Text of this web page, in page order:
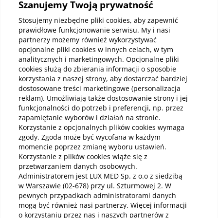
Kup abonamenty online
Kup online
Pobierz aplikację mobilną
Szanujemy Twoją prywatność
Stosujemy niezbędne pliki cookies, aby zapewnić
prawidłowe funkcjonowanie serwisu. My i nasi
partnerzy możemy również wykorzystywać
opcjonalne pliki cookies w innych celach, w tym
analitycznych i marketingowych. Opcjonalne pliki
cookies służą do zbierania informacji o sposobie
korzystania z naszej strony, aby dostarczać bardziej
dostosowane treści marketingowe (personalizacja
reklam). Umożliwiają także dostosowanie strony i jej
funkcjonalności do potrzeb i preferencji, np. przez
zapamiętanie wyborów i działań na stronie.
Korzystanie z opcjonalnych plików cookies wymaga
zgody. Zgoda może być wycofana w każdym
momencie poprzez zmianę wyboru ustawień.
Korzystanie z plików cookies wiąże się z
przetwarzaniem danych osobowych.
Administratorem jest LUX MED Sp. z o.o z siedzibą
w Warszawie (02-678) przy ul. Szturmowej 2. W
pewnych przypadkach administratorami danych
mogą być również nasi partnerzy. Więcej informacji
o korzystaniu przez nas i naszych partnerów z